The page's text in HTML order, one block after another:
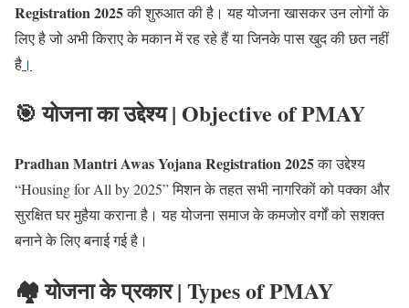
Registration 2025की शुरुआत की है। यह योजना खासकर उन लोगों के
लिए है जो अभी किराए के मकान में रह रहे हैं या जिनके पास खुद की छत नहीं
है ।
🎯 योजना का उद्देश्य | Objective of PMAY
Pradhan Mantri Awas Yojana Registration 2025का उद्देश्य
“Housing for All by 2025” मिशन के तहत सभी नागरिकों को पक्का और
सुरक्षित घर मुहैया कराना है। यह योजना समाज के कमजोर वर्गों को सशक्त
बनाने के लिए बनाई गई है।
🏘️ योजना के प्रकार | Types of PMAY